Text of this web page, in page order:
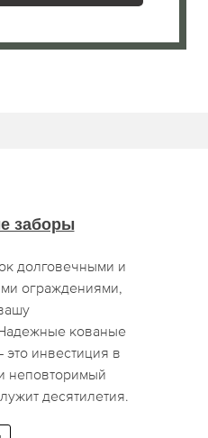
заборы
долговечными и
ограждениями,
кованые
инвестиция в
неповторимый
десятилетия.